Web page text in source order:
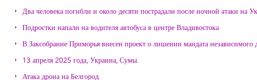
Два человека погибли и около десяти пострадали после ночной атаки на
Подростки напали на водителя автобуса в центре Владивостока
В Заксобрание Приморья внесен проект о лишении мандата независимого
13 апреля 2025 года, Украина, Сумы.
Атака дрона на Белгород